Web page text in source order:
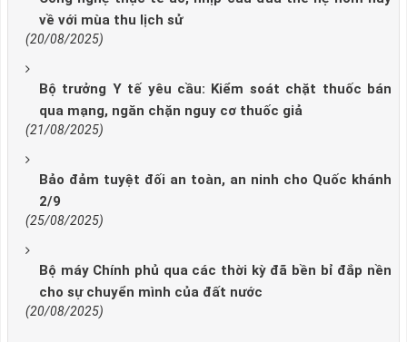
về với mùa thu lịch sử
(20/08/2025)
Bộ trưởng Y tế yêu cầu: Kiểm soát chặt thuốc bán
qua mạng, ngăn chặn nguy cơ thuốc giả
(21/08/2025)
Bảo đảm tuyệt đối an toàn, an ninh cho Quốc khánh
2/9
(25/08/2025)
Bộ máy Chính phủ qua các thời kỳ đã bền bỉ đắp nền
cho sự chuyển mình của đất nước
(20/08/2025)